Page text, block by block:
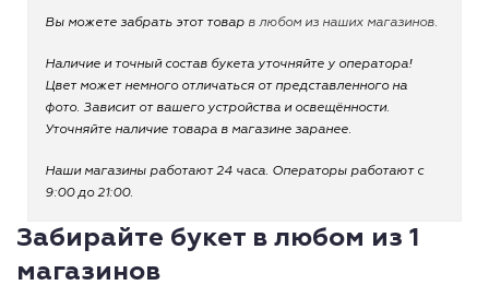
Вы можете забрать этот товар в любом из наших магазинов.
Наличие и точный состав букета уточняйте у оператора!
Цвет может немного отличаться от представленного на
фото. Зависит от вашего устройства и освещённости.
Уточняйте наличие товара в магазине заранее.
Наши магазины работают 24 часа. Операторы работают с
9:00 до 21:00.
Забирайте букет в любом из 1
магазинов